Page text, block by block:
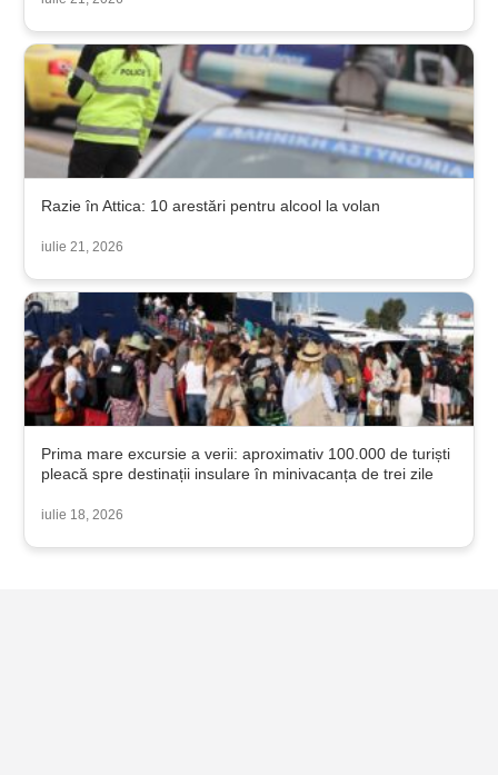
Razie în Attica: 10 arestări pentru alcool la volan
iulie 21, 2026
Prima mare excursie a verii: aproximativ 100.000 de turiști
pleacă spre destinații insulare în minivacanța de trei zile
iulie 18, 2026